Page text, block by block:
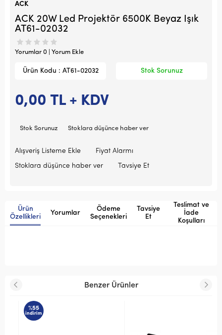
ACK
ACK 20W Led Projektör 6500K Beyaz Işık
AT61-02032
Yorumlar 0 | Yorum Ekle
Ürün Kodu : AT61-02032 Stok Sorunuz
0,00 TL + KDV
Stok Sorunuz Stoklara düşünce haber ver
Alışveriş Listeme Ekle
Fiyat Alarmı
Stoklara düşünce haber ver
Tavsiye Et
Ürün
Özellikleri
Yorumlar
Ödeme
Seçenekleri
Tavsiye
Et
Teslimat ve
İade
Koşulları
Benzer Ürünler
%55
indirim